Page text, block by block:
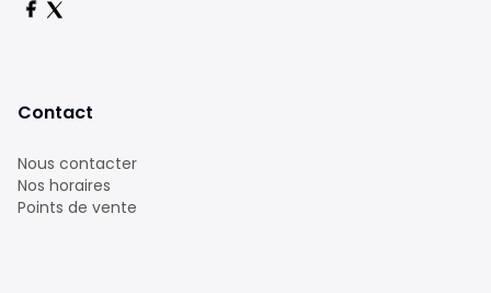
Contact
Nous contacter
Nos horaires
Points de vente